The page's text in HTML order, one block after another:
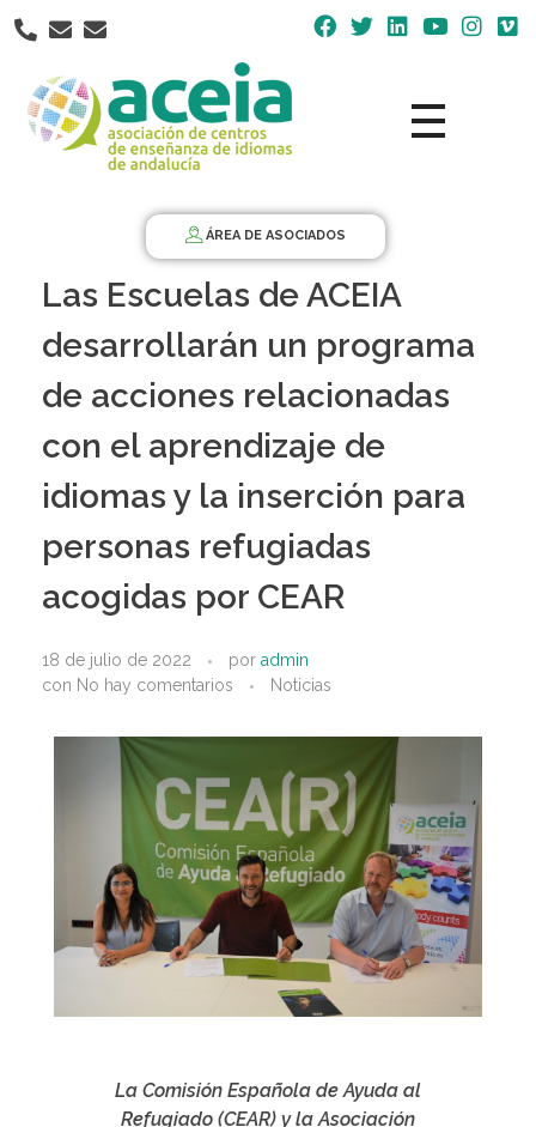
Nota:
este
web
incluye
ÁREA DE ASOCIADOS
Las Escuelas de ACEIA
desarrollarán un programa
de acciones relacionadas
con el aprendizaje de
idiomas y la inserción para
personas refugiadas
acogidas por CEAR
18 de julio de 2022 por admin
con No hay comentarios Noticias
La Comisión Española de Ayuda al
Refugiado (CEAR) y la Asociación